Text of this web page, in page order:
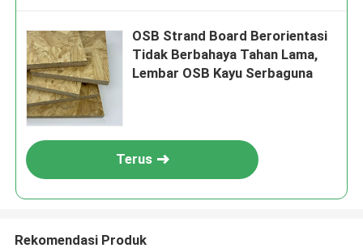
OSB Strand Board Berorientasi
Tidak Berbahaya Tahan Lama,
Lembar OSB Kayu Serbaguna
Terus
Rekomendasi Produk